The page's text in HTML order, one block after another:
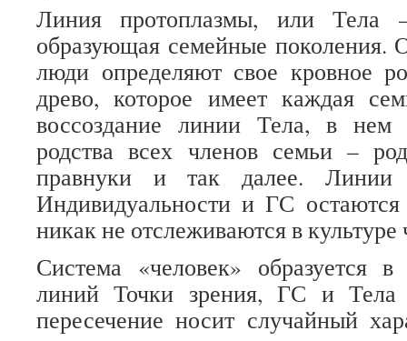
Линия протоплазмы, или
образующая семейные поколения.
люди определяют свое кровное
древо, которое имеет каждая
воссоздание линии Тела, в нем
родства всех членов семьи –
правнуки и так далее.
Индивидуальности и ГС
никак не отслеживаются в культуре
Система «человек» образуется
линий Точки зрения, ГС и Тела
пересечение носит случайный